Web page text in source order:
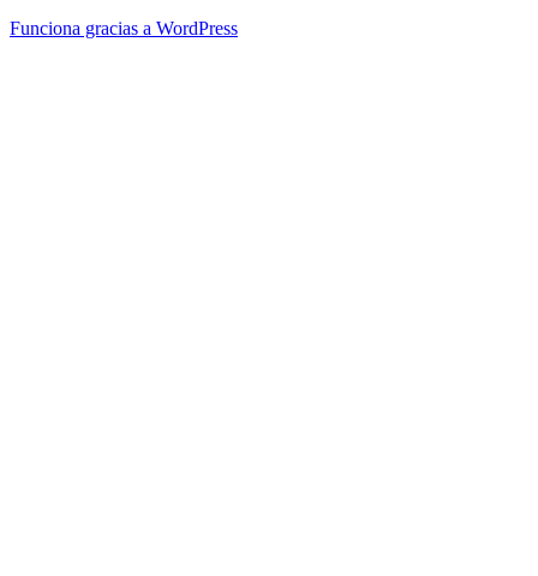
Funciona gracias a WordPress